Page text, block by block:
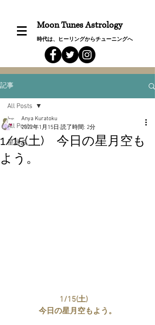
Moon Tunes Astrology
時代は、ヒーリングからチューニングへ
記事
All Posts
星詠み
All Posts
1/15(土) 今日の星月空も
よう。
Anya Kuratoku
2022年1月15日 読了時間: 2分
1/15(土)
今日の星月空もよう。